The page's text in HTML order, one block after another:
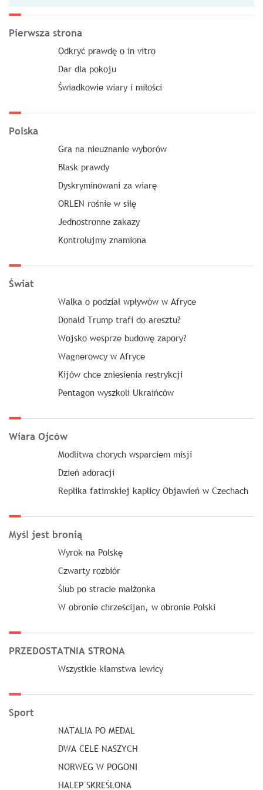
Pierwsza strona
Odkryć prawdę o in vitro
Dar dla pokoju
Świadkowie wiary i miłości
Polska
Gra na nieuznanie wyborów
Blask prawdy
Dyskryminowani za wiarę
ORLEN rośnie w siłę
Jednostronne zakazy
Kontrolujmy znamiona
Świat
Walka o podział wpływów w Afryce
Donald Trump trafi do aresztu?
Wojsko wesprze budowę zapory?
Wagnerowcy w Afryce
Kijów chce zniesienia restrykcji
Pentagon wyszkoli Ukraińców
Wiara Ojców
Modlitwa chorych wsparciem misji
Dzień adoracji
Replika fatimskiej kaplicy Objawień w Czechach
Myśl jest bronią
Wyrok na Polskę
Czwarty rozbiór
Ślub po stracie małżonka
W obronie chrześcijan, w obronie Polski
PRZEDOSTATNIA STRONA
Wszystkie kłamstwa lewicy
Sport
NATALIA PO MEDAL
DWA CELE NASZYCH
NORWEG W POGONI
HALEP SKREŚLONA